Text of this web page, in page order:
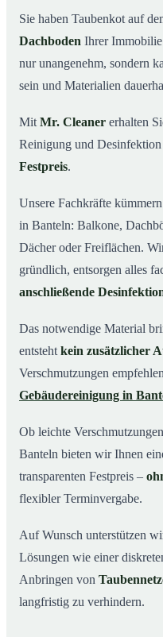
Taubenkot entfernen
05Jetzt Angebot für die
06So wird Taubenkot in
Sie haben Taubenkot auf
Dachboden Ihrer
nur unangenehm, sondern
sein und Materialien
Mit Mr. Cleaner erhalten
Reinigung und
Festpreis.
Unsere Fachkräfte
in Banteln: Balkone,
Dächer oder Freiflächen.
gründlich, entsorgen alles
anschließende
Das notwendige Material
entsteht kein zusätzlicher
Verschmutzungen
Gebäudereinigung in
Ob leichte
Banteln bieten wir Ihnen
transparenten Festpreis –
flexibler Terminvergabe.
Auf Wunsch unterstützen
Lösungen wie einer
Anbringen von
langfristig zu verhindern.